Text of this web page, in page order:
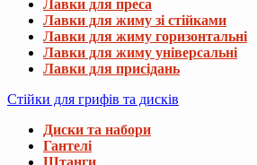
Лавки для преса
Лавки для жиму зі стійками
Лавки для жиму горизонтальні
Лавки для жиму універсальні
Лавки для присідань
Стійки для грифів та дисків
Диски та набори
Гантелі